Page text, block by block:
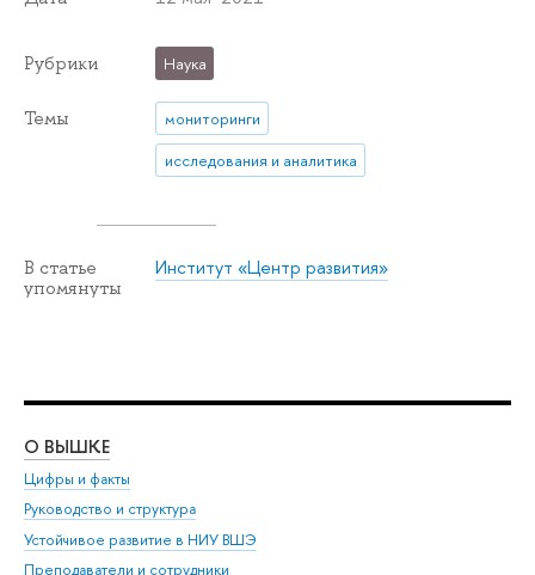
Рубрики Наука
Темы
мониторинги
исследования и аналитика
В статье
упомянуты
Институт «Центр развития»
О ВЫШКЕ
Цифры и факты
Руководство и структура
Устойчивое развитие в НИУ ВШЭ
Преподаватели и сотрудники